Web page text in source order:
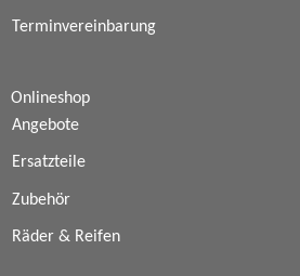
Terminvereinbarung
Onlineshop
Angebote
Ersatzteile
Zubehör
Räder & Reifen